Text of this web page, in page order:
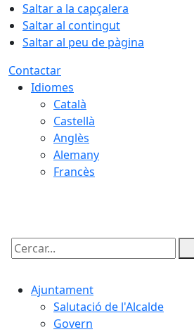
Saltar a la capçalera
Saltar al contingut
Saltar al peu de pàgina
Contactar
Idiomes
Català
Castellà
Anglès
Alemany
Francès
Cercar:
Ajuntament
Salutació de l'Alcalde
Govern